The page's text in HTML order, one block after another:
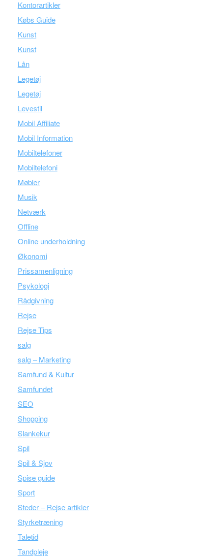
Kontorartikler
Købs Guide
Kunst
Kunst
Lån
Legetøj
Legetøj
Levestil
Mobil Affiliate
Mobil Information
Mobiltelefoner
Mobiltelefoni
Møbler
Musik
Netværk
Offline
Online underholdning
Økonomi
Prissamenligning
Psykologi
Rådgivning
Rejse
Rejse Tips
salg
salg – Marketing
Samfund & Kultur
Samfundet
SEO
Shopping
Slankekur
Spil
Spil & Sjov
Spise guide
Sport
Steder – Rejse artikler
Styrketræning
Taletid
Tandpleje